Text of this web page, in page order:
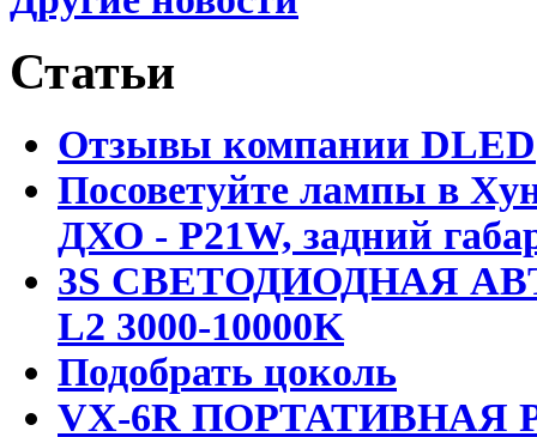
Статьи
Отзывы компании DLED
Посоветуйте лампы в
ДХО - P21W, задний
3S СВЕТОДИОДНАЯ
L2 3000-10000K
Подобрать цоколь
VX-6R ПОРТАТИВНАЯ